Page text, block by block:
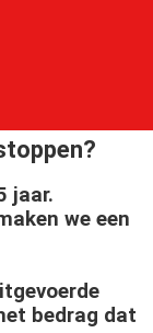
jaar.
we een
bedrag dat